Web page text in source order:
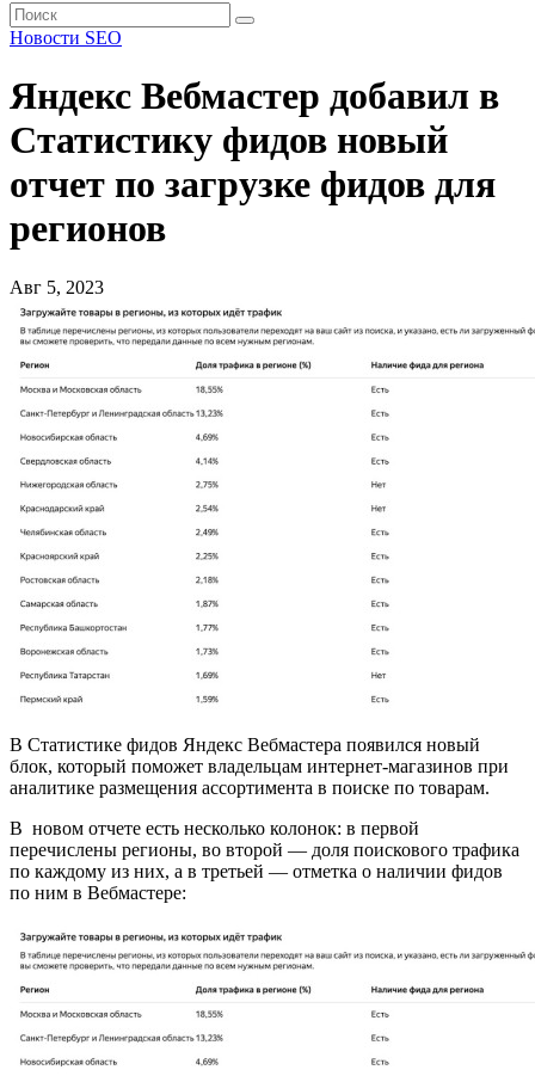
Новости SEO
Яндекс Вебмастер добавил в
Статистику фидов новый
отчет по загрузке фидов для
регионов
Авг 5, 2023
В Статистике фидов Яндекс Вебмастера появился новый
блок, который поможет владельцам интернет-магазинов при
аналитике размещения ассортимента в поиске по товарам.
В новом отчете есть несколько колонок: в первой
перечислены регионы, во второй — доля поискового трафика
по каждому из них, а в третьей — отметка о наличии фидов
по ним в Вебмастере: